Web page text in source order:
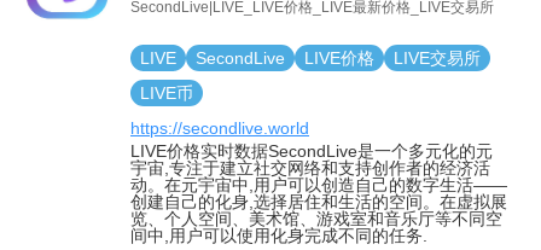
SecondLive|LIVE_LIVE价格_LIVE最新价格_LIVE交易所
LIVE SecondLive LIVE价格
LIVE交易所
LIVE币
https://secondlive.world
LIVE价格实时数据SecondLive是一个多元化的元
宇宙,专注于建立社交网络和支持创作者的经济活
动。在元宇宙中,用户可以创造自己的数字生活——
创建自己的化身,选择居住和生活的空间。在虚拟展
览、个人空间、美术馆、游戏室和音乐厅等不同空
间中,用户可以使用化身完成不同的任务.